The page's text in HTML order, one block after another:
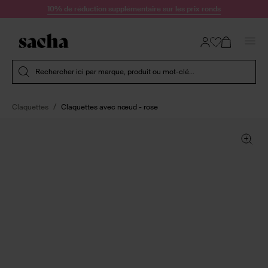
Passer au contenu10% de réduction supplémentaire sur les prix ronds
Rechercher ici par marque, produit ou mot-clé...
Claquettes Claquettes avec nœud - rose